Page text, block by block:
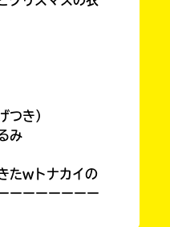
き）
み
たwトナカイの
ーーーーーーー